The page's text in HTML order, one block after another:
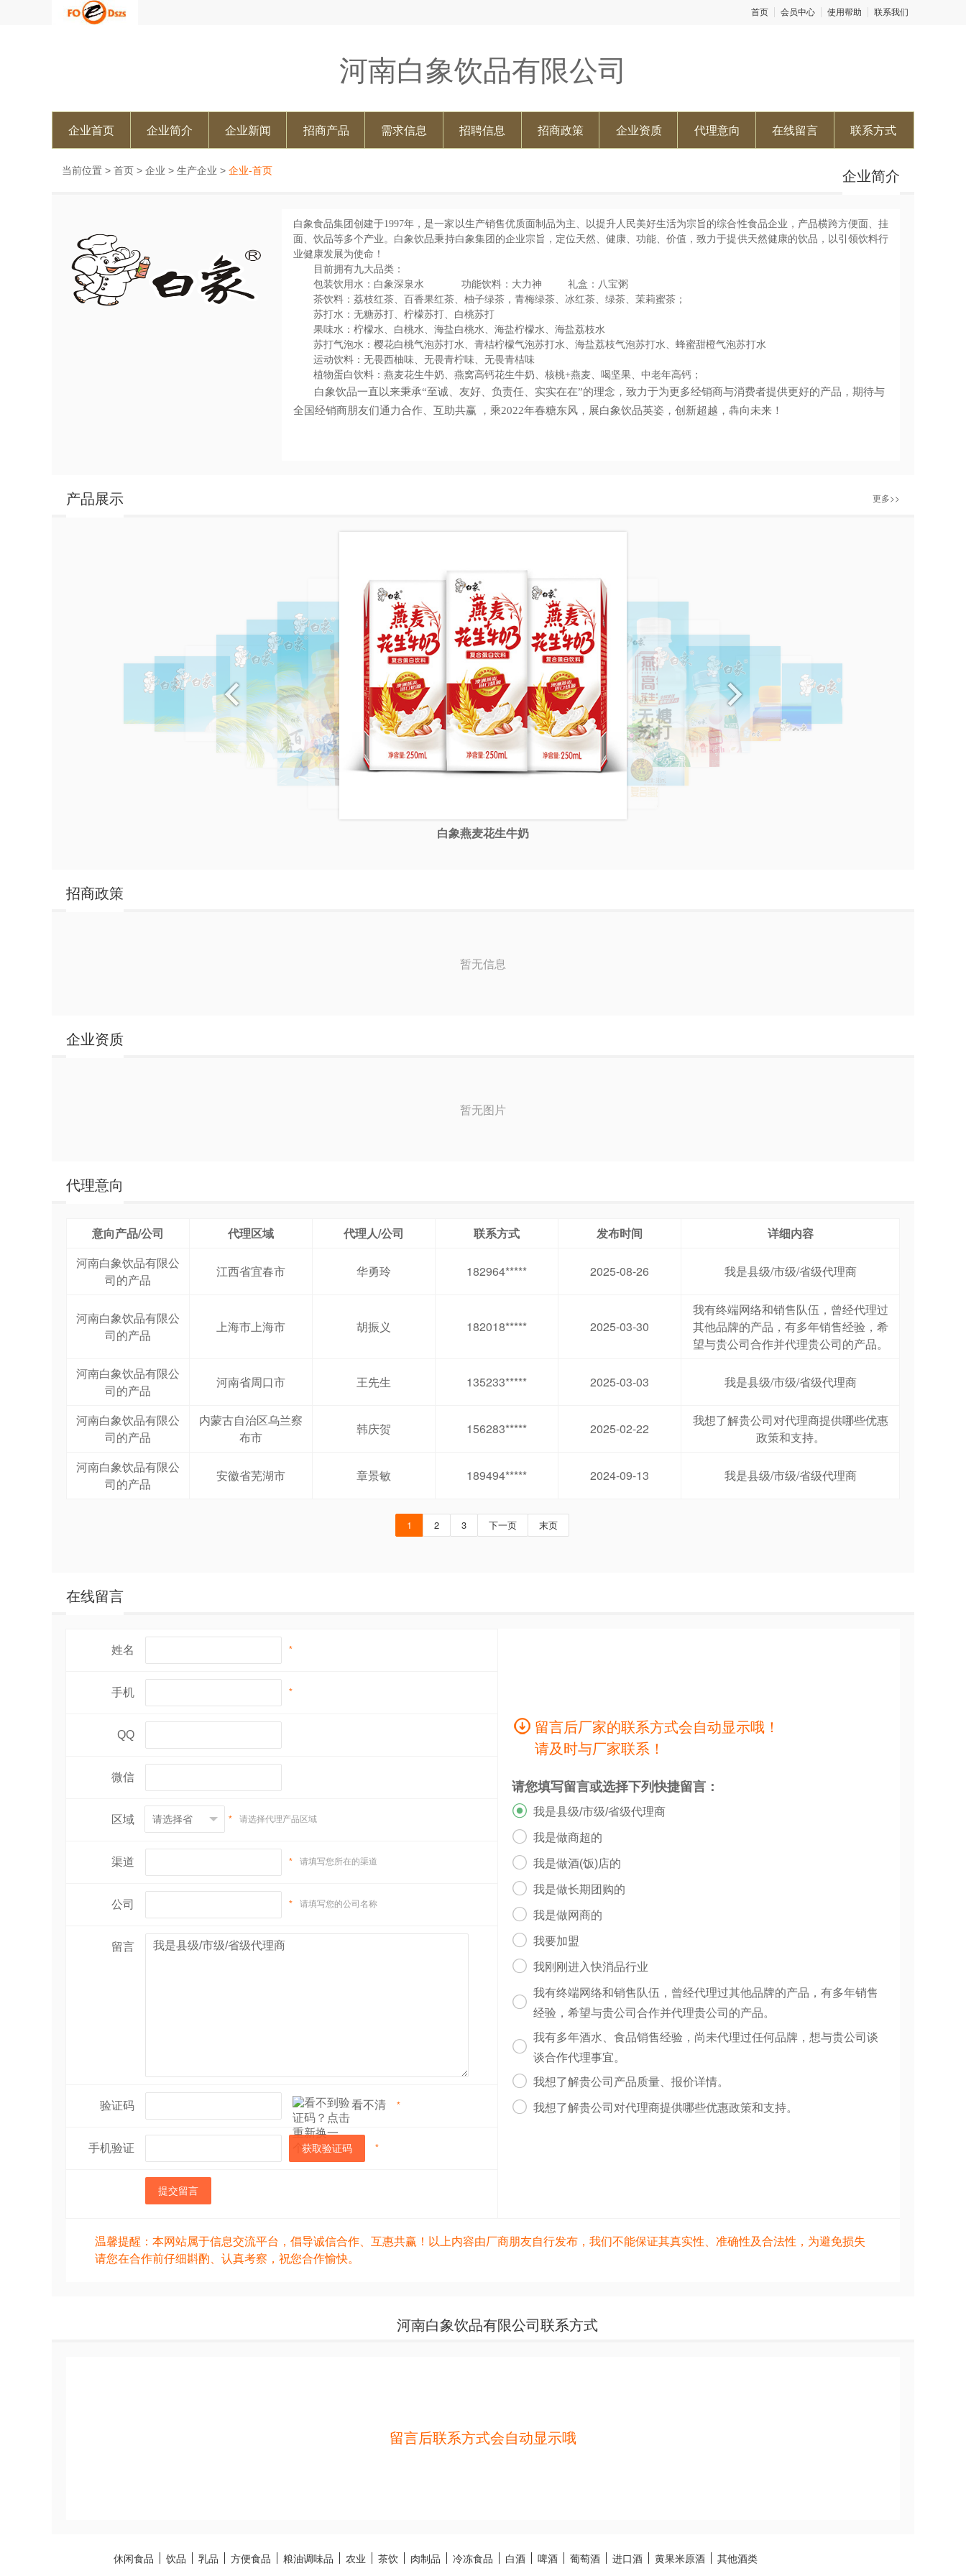
首页 会员中心 使用帮助 联系我们
河南白象饮品有限公司
企业首页 企业简介 企业新闻 招商产品 需求信息 招聘信息 招商政策 企业资质 代理意向 在线留言 联系方式
当前位置 > 首页 > 企业 > 生产企业 > 企业-首页 企业简介
白象食品集团创建于1997年，是一家以生产销售优质面制品为主、以提升人民美好生活为宗旨的综合性食品企业，产品横跨方便面、挂
面、饮品等多个产业。白象饮品秉持白象集团的企业宗旨，定位天然、健康、功能、价值，致力于提供天然健康的饮品，以引领饮料行
业健康发展为使命！
目前拥有九大品类：
包装饮用水：白象深泉水 功能饮料：大力神 礼盒：八宝粥
茶饮料：荔枝红茶、百香果红茶、柚子绿茶，青梅绿茶、冰红茶、绿茶、茉莉蜜茶；
苏打水：无糖苏打、柠檬苏打、白桃苏打
果味水：柠檬水、白桃水、海盐白桃水、海盐柠檬水、海盐荔枝水
苏打气泡水：樱花白桃气泡苏打水、青桔柠檬气泡苏打水、海盐荔枝气泡苏打水、蜂蜜甜橙气泡苏打水
运动饮料：无畏西柚味、无畏青柠味、无畏青桔味
植物蛋白饮料：燕麦花生牛奶、燕窝高钙花生牛奶、核桃+燕麦、喝坚果、中老年高钙；
白象饮品一直以来秉承“至诚、友好、负责任、实实在在”的理念，致力于为更多经销商与消费者提供更好的产品，期待与
全国经销商朋友们通力合作、互助共赢 ，乘2022年春糖东风，展白象饮品英姿，创新超越， 犇向未来！
产品展示 更多>>
白象燕麦花生牛奶
招商政策
暂无信息
企业资质
暂无图片
代理意向
意向产品/公司 代理区域 代理人/公司 联系方式 发布时间
详细内容
河南白象饮品有限公
司的产品
江西省宜春市 华勇玲 182964***** 2025-08-26 我是县级/市级/省级代理商
河南白象饮品有限公
司的产品
上海市上海市 胡振义 182018***** 2025-03-30
我有终端网络和销售队伍，曾经代理过
其他品牌的产品，有多年销售经验，希
望与贵公司合作并代理贵公司的产品。
河南白象饮品有限公
司的产品
河南省周口市 王先生 135233***** 2025-03-03 我是县级/市级/省级代理商
河南白象饮品有限公
司的产品
内蒙古自治区乌兰察
布市
韩庆贺 156283***** 2025-02-22
我想了解贵公司对代理商提供哪些优惠
政策和支持。
河南白象饮品有限公
司的产品
安徽省芜湖市 章景敏 189494***** 2024-09-13 我是县级/市级/省级代理商
1 2 3 下一页 末页
在线留言
姓名 *
手机 *
QQ
微信
区域 * 请选择代理产品区域
渠道 * 请填写您所在的渠道
公司 * 请填写您的公司名称
留言
验证码 看不清 *
手机验证 获取验证码 *
提交留言
留言后厂家的联系方式会自动显示哦！
请及时与厂家联系！
请您填写留言或选择下列快捷留言：
 我是县级/市级/省级代理商
 我是做商超的
 我是做酒(饭)店的
 我是做长期团购的
 我是做网商的
 我要加盟
 我刚刚进入快消品行业

我有终端网络和销售队伍，曾经代理过其他品牌的产品，有多年销售
经验，希望与贵公司合作并代理贵公司的产品。

我有多年酒水、食品销售经验，尚未代理过任何品牌，想与贵公司谈
谈合作代理事宜。
 我想了解贵公司产品质量、报价详情。
 我想了解贵公司对代理商提供哪些优惠政策和支持。
温馨提醒：本网站属于信息交流平台，倡导诚信合作、互惠共赢！以上内容由厂商朋友自行发布，我们不能保证其真实性、准确性及合法性，为避免损失
请您在合作前仔细斟酌、认真考察，祝您合作愉快。
河南白象饮品有限公司联系方式
留言后联系方式会自动显示哦
休闲食品 饮品 乳品 方便食品 粮油调味品 农业 茶饮 肉制品 冷冻食品 白酒 啤酒 葡萄酒 进口酒 黄果米原酒 其他酒类